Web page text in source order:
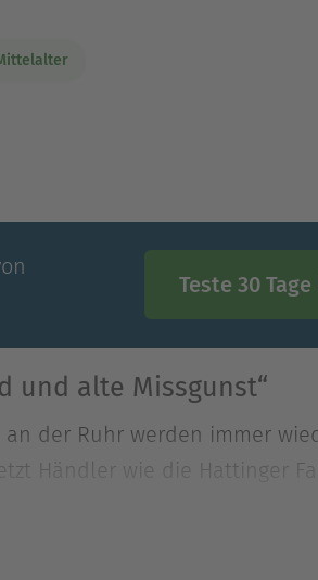
Teste 30
und alte Missgunst“
der Ruhr werden immer
Händler wie die Hattinger
der Ruhr werden immer